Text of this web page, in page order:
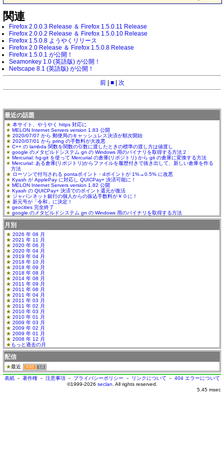
関連
Firefox 2.0.0.3 Release ＆ Firefox 1.5.0.11 Release
Firefox 2.0.0.2 Release ＆ Firefox 1.5.0.10 Release
Firefox 1.5.0.8 ようやくリリース
Firefox 2.0 Release ＆ Firefox 1.5.0.8 Release
Firefox 1.5.0.1 が公開！
Seamonkey 1.0 (英語版) が公開！
Netscape 8.1 (英語版) が公開！
前| ■| 次
最近の話題
本サイト、やうやく https 対応に
MELON Internet Servers version 1.83 公開
2020/07/07 から 郵便局のキャッシュレス決済が順次開始
2020/07/01 から pring の手数料が大改悪
C++ の lambda 関数を関数の引数に渡したときの標準の渡し方は値渡し
google のメタビルドシステム gn の Windows 用のバイナリを取得する方法２
Mercurial: hg-git を使って Mercurial の倉庫(リポジトリ) から git の倉庫に変換する方法
Mercurial: ある倉庫(リポジトリ)からファイルを履歴付きで抜き出して、新しい倉庫を作る
方法
ローソンで付与される pontaポイント・dポイントが 1%→0.5% に改悪
Kyash が ApplePay に対応し QUICPay+ 決済可能に！
MELON Internet Servers version 1.82 公開
Kyash の QUICPay+ 決済でのポイント還元が復活
ジャパンネット銀行の個人からの振込手数料が￥０に！
新元号が「令和」に決定！
geocities 完全終了
google のメタビルドシステム gn の Windows 用のバイナリを取得する方法
月別
2026 年 08 月
2021 年 11 月
2020 年 06 月
2020 年 04 月
2019 年 04 月
2018 年 10 月
2018 年 09 月
2018 年 08 月
2014 年 08 月
2011 年 09 月
2011 年 08 月
2011 年 04 月
2011 年 03 月
2011 年 02 月
2010 年 03 月
2010 年 01 月
2009 年 03 月
2009 年 02 月
2009 年 01 月
2008 年 12 月
もっと過去の月
配信
最近 RSS 1.0
表紙 － 著作権 － 注意事項 － プライバシーポリシー － リンクについて － 404 エラーについて
©1999-2026 seclan . All rights reserved.
5.45 msec